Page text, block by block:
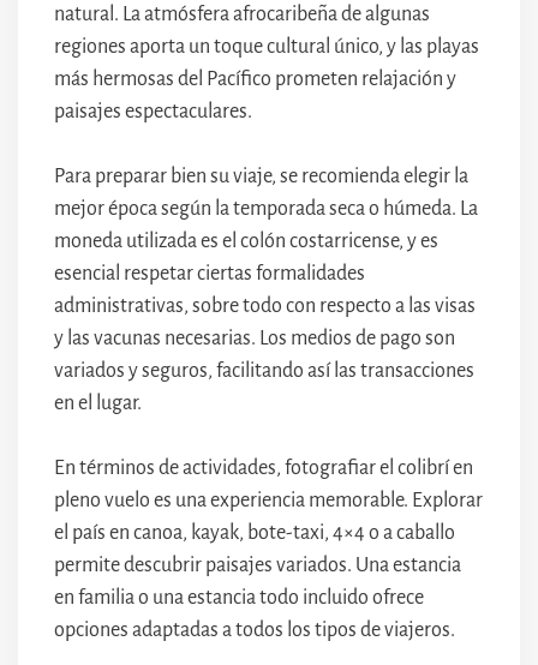
natural. La atmósfera afrocaribeña de algunas
regiones aporta un toque cultural único, y las playas
más hermosas del Pacífico prometen relajación y
paisajes espectaculares.
Para preparar bien su viaje, se recomienda elegir la
mejor época según la temporada seca o húmeda. La
moneda utilizada es el colón costarricense, y es
esencial respetar ciertas formalidades
administrativas, sobre todo con respecto a las visas
y las vacunas necesarias. Los medios de pago son
variados y seguros, facilitando así las transacciones
en el lugar.
En términos de actividades, fotografiar el colibrí en
pleno vuelo es una experiencia memorable. Explorar
el país en canoa, kayak, bote-taxi, 4×4 o a caballo
permite descubrir paisajes variados. Una estancia
en familia o una estancia todo incluido ofrece
opciones adaptadas a todos los tipos de viajeros.